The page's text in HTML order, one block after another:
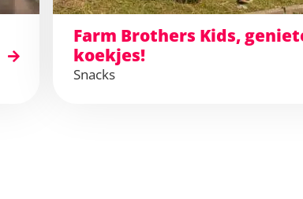
Farm Brothers Kids,
koekjes!
Snacks